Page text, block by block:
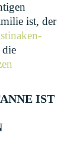
ist, der
die
IST